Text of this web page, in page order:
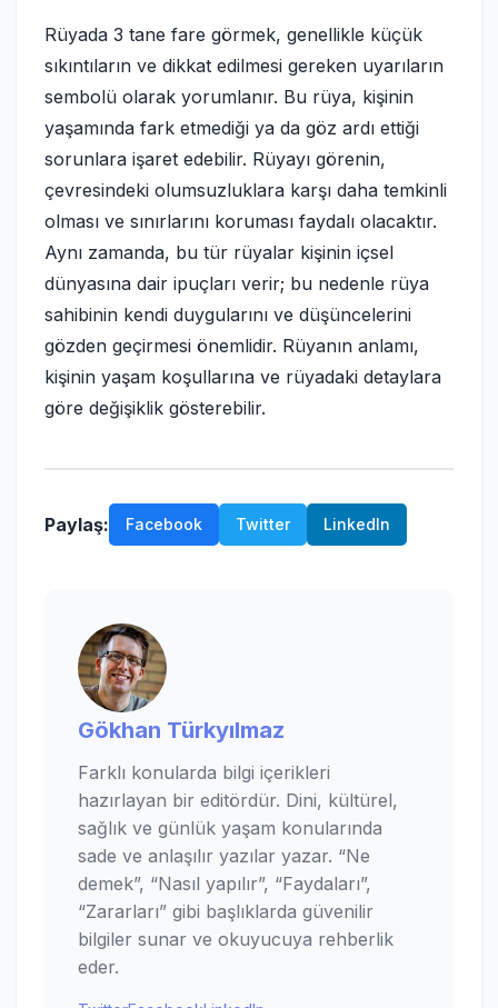
Rüyada 3 tane fare görmek, genellikle küçük
sıkıntıların ve dikkat edilmesi gereken uyarıların
sembolü olarak yorumlanır. Bu rüya, kişinin
yaşamında fark etmediği ya da göz ardı ettiği
sorunlara işaret edebilir. Rüyayı görenin,
çevresindeki olumsuzluklara karşı daha temkinli
olması ve sınırlarını koruması faydalı olacaktır.
Aynı zamanda, bu tür rüyalar kişinin içsel
dünyasına dair ipuçları verir; bu nedenle rüya
sahibinin kendi duygularını ve düşüncelerini
gözden geçirmesi önemlidir. Rüyanın anlamı,
kişinin yaşam koşullarına ve rüyadaki detaylara
göre değişiklik gösterebilir.
Paylaş: Facebook Twitter LinkedIn
Gökhan Türkyılmaz
Farklı konularda bilgi içerikleri
hazırlayan bir editördür. Dini, kültürel,
sağlık ve günlük yaşam konularında
sade ve anlaşılır yazılar yazar. “Ne
demek”, “Nasıl yapılır”, “Faydaları”,
“Zararları” gibi başlıklarda güvenilir
bilgiler sunar ve okuyucuya rehberlik
eder.